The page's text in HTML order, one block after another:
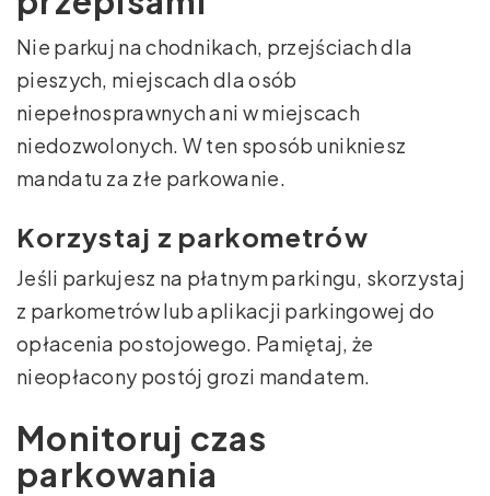
Nie parkuj na chodnikach, przejściach dla
pieszych, miejscach dla osób
niepełnosprawnych ani w miejscach
niedozwolonych. W ten sposób unikniesz
mandatu za złe parkowanie.
Korzystaj z parkometrów
Jeśli parkujesz na płatnym parkingu, skorzystaj
z parkometrów lub aplikacji parkingowej do
opłacenia postojowego. Pamiętaj, że
nieopłacony postój grozi mandatem.
Monitoruj czas
parkowania